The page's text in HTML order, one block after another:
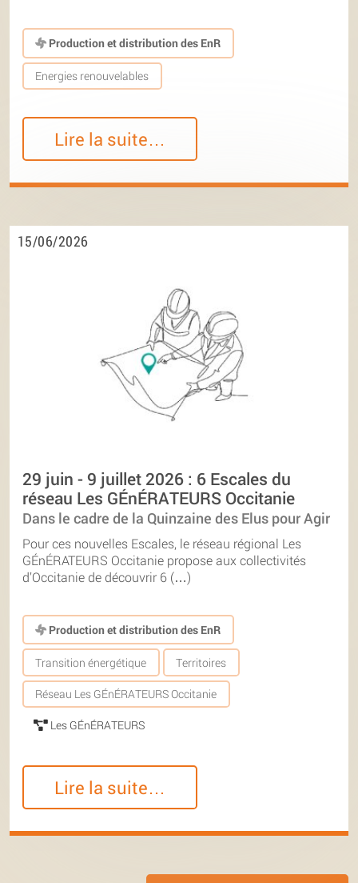
Production et distribution des EnR
Energies renouvelables
Lire la suite…
15/06/2026
29 juin - 9 juillet 2026 : 6 Escales du
réseau Les GÉnÉRATEURS Occitanie
Dans le cadre de la Quinzaine des Elus pour Agir
Pour ces nouvelles Escales, le réseau régional Les
GÉnÉRATEURS Occitanie propose aux collectivités
d’Occitanie de découvrir 6 (…)
Production et distribution des EnR
Transition énergétique Territoires
Réseau Les GÉnÉRATEURS Occitanie
Les GÉnÉRATEURS
Lire la suite…